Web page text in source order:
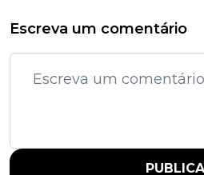
Escreva um comentário